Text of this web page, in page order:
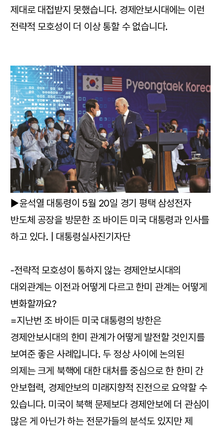
제대로 대접받지 못했습니다. 경제안보시대에는 이런
전략적 모호성이 더 이상 통할 수 없습니다.
▶윤석열 대통령이 5월 20일 경기 평택 삼성전자
반도체 공장을 방문한 조 바이든 미국 대통령과 인사를
하고 있다. | 대통령실사진기자단
-전략적 모호성이 통하지 않는 경제안보시대의
대외관계는 이전과 어떻게 다르고 한미 관계는 어떻게
변화할까요?
=지난번 조 바이든 미국 대통령의 방한은
경제안보시대의 한미 관계가 어떻게 발전할 것인지를
보여준 좋은 사례입니다. 두 정상 사이에 논의된
의제는 크게 북핵에 대한 대처를 중심으로 한 한미 간
안보협력, 경제안보의 미래지향적 진전으로 요약할 수
있습니다. 미국이 북핵 문제보다 경제안보에 더 관심이
많은 게 아닌가 하는 전문가들의 분석도 있지만 제